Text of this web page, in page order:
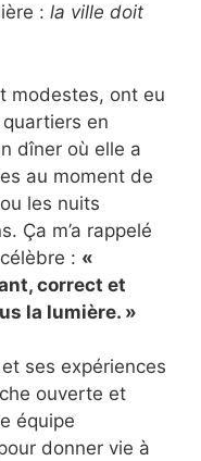
: la ville doit
modestes, ont eu
en
dîner où elle a
au moment de
les nuits
Ça m’a rappelé
: «
correct et
la lumière. »
ses expériences
ouverte et
équipe
donner vie à